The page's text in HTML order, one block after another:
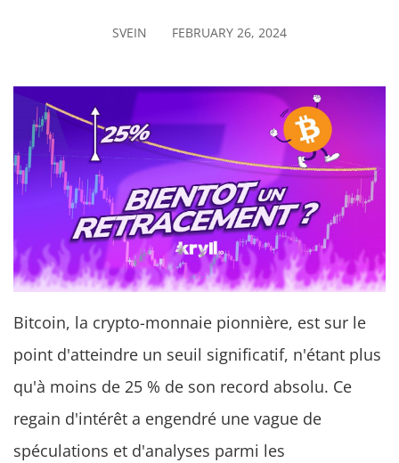
SVEIN FEBRUARY 26, 2024
Bitcoin, la crypto-monnaie pionnière, est sur le
point d'atteindre un seuil significatif, n'étant plus
qu'à moins de 25 % de son record absolu. Ce
regain d'intérêt a engendré une vague de
spéculations et d'analyses parmi les